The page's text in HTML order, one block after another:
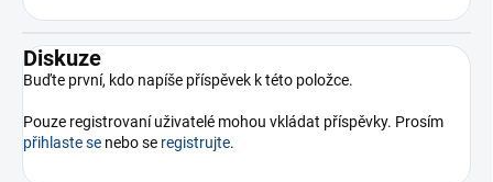
Diskuze
Buďte první, kdo napíše příspěvek k této položce.
Pouze registrovaní uživatelé mohou vkládat příspěvky. Prosím
přihlaste se nebo se registrujte.